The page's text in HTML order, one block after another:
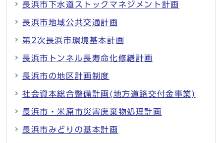
長浜市下水道ストックマネジメント計画
長浜市地域公共交通計画
第2次長浜市環境基本計画
長浜市トンネル長寿命化修繕計画
長浜市の地区計画制度
社会資本総合整備計画(地方道路交付金事業)
長浜市・米原市災害廃棄物処理計画
長浜市みどりの基本計画